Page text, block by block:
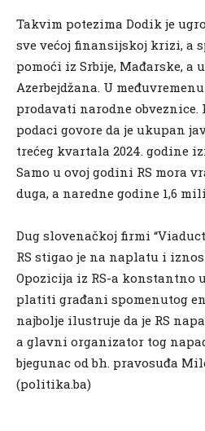
Takvim potezima Dodik je
sve većoj finansijskoj krizi, a
pomoći iz Srbije, Mađarske, a
Azerbejdžana. U
prodavati narodne
podaci govore da je ukupan
trećeg kvartala 2024. godine
Samo u ovoj godini RS mora
duga, a naredne godine 1,6
Dug slovenačkoj firmi
RS stigao je na naplatu i
Opozicija iz RS-a konstantno
platiti građani spomenutog
najbolje ilustruje da je RS
a glavni organizator tog
bjegunac od bh. pravosuđa
(politika.ba)